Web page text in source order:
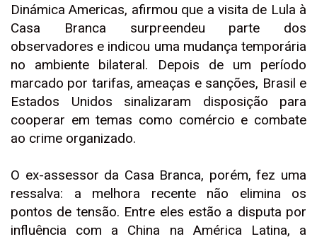
Dinámica Americas, afirmou que a visita de Lula à
Casa Branca surpreendeu parte dos
observadores e indicou uma mudança temporária
no ambiente bilateral. Depois de um período
marcado por tarifas, ameaças e sanções, Brasil e
Estados Unidos sinalizaram disposição para
cooperar em temas como comércio e combate
ao crime organizado.
O ex-assessor da Casa Branca, porém, fez uma
ressalva: a melhora recente não elimina os
pontos de tensão. Entre eles estão a disputa por
influência com a China na América Latina, a